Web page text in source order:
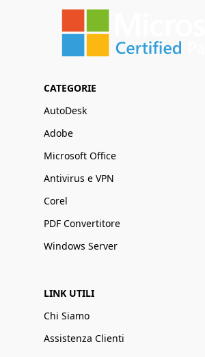
CATEGORIE
AutoDesk
Adobe
Microsoft Office
Antivirus e VPN
Corel
PDF Convertitore
Windows Server
LINK UTILI
Chi Siamo
Assistenza Clienti